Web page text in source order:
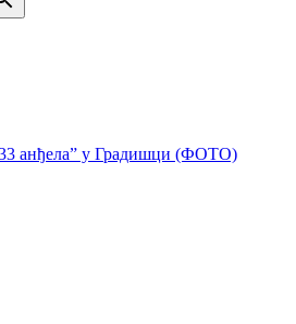
анђела” у Градишци (ФОТО)